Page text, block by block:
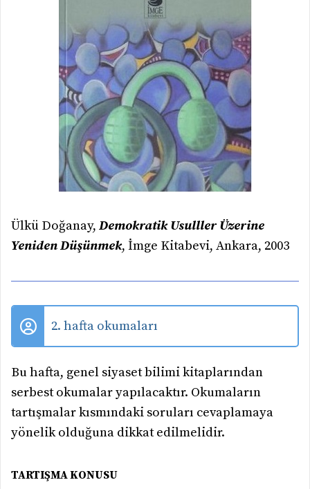
Ülkü Doğanay, Demokratik Usulller Üzerine
Yeniden Düşünmek, İmge Kitabevi, Ankara, 2003
2. hafta okumaları
Bu hafta, genel siyaset bilimi kitaplarından
serbest okumalar yapılacaktır. Okumaların
tartışmalar kısmındaki soruları cevaplamaya
yönelik olduğuna dikkat edilmelidir.
TARTIŞMA KONUSU